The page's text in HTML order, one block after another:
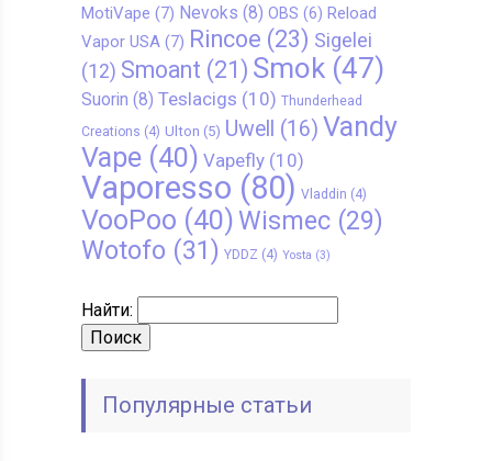
MotiVape (7) Nevoks (8) OBS (6) Reload
Vapor USA(7) Rincoe (23) Sigelei
(12) Smoant (21) Smok(47)
Suorin (8) Teslacigs (10) Thunderhead
Creations (4) Ulton (5) Uwell (16) Vandy
Vape(40) Vapefly(10)
Vaporesso (80) Vladdin (4)
VooPoo (40) Wismec(29)
Wotofo (31) YDDZ (4) Yosta (3)
Найти:
Популярные статьи